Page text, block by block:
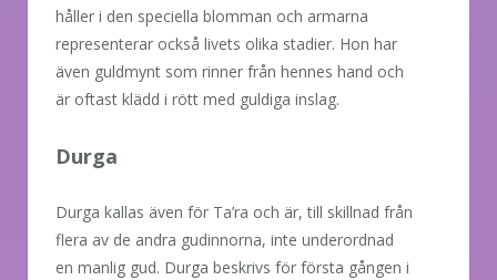
håller i den speciella blomman och armarna
representerar också livets olika stadier. Hon har
även guldmynt som rinner från hennes hand och
är oftast klädd i rött med guldiga inslag.
Durga
Durga kallas även för Ta’ra och är, till skillnad från
flera av de andra gudinnorna, inte underordnad
en manlig gud. Durga beskrivs för första gången i